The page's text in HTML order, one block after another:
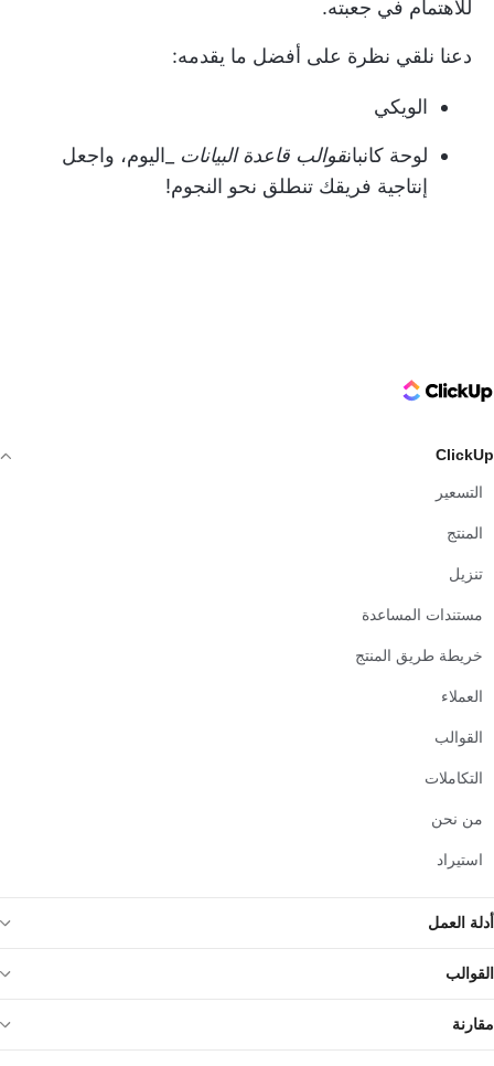
للاهتمام في جعبته.
دعنا نلقي نظرة على أفضل ما يقدمه:
الويكي
لوحة كانبانقوالب قاعدة البيانات _اليوم، واجعل
إنتاجية فريقك تنطلق نحو النجوم!
ClickUp Logo
ClickUp
التسعير
المنتج
تنزيل
مستندات المساعدة
خريطة طريق المنتج
العملاء
القوالب
التكاملات
من نحن
استيراد
أدلة العمل
القوالب
مقارنة